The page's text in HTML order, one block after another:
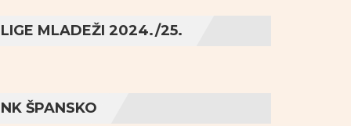
LIGE MLADEŽI 2024./25.
NK ŠPANSKO